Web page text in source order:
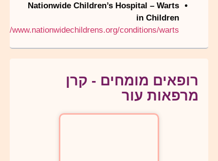
רופאים מומחים - קרן
מרפאות עור
Nationwide Children’s Hospital – Warts
in Children
www.nationwidechildrens.org/conditions/warts